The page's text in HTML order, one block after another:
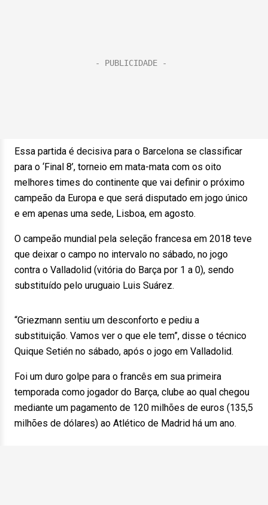
Essa partida é decisiva para o Barcelona se classificar
para o ‘Final 8’, torneio em mata-mata com os oito
melhores times do continente que vai definir o próximo
campeão da Europa e que será disputado em jogo único
e em apenas uma sede, Lisboa, em agosto.
O campeão mundial pela seleção francesa em 2018 teve
que deixar o campo no intervalo no sábado, no jogo
contra o Valladolid (vitória do Barça por 1 a 0), sendo
substituído pelo uruguaio Luis Suárez.
“Griezmann sentiu um desconforto e pediu a
substituição. Vamos ver o que ele tem”, disse o técnico
Quique Setién no sábado, após o jogo em Valladolid.
Foi um duro golpe para o francês em sua primeira
temporada como jogador do Barça, clube ao qual chegou
mediante um pagamento de 120 milhões de euros (135,5
milhões de dólares) ao Atlético de Madrid há um ano.